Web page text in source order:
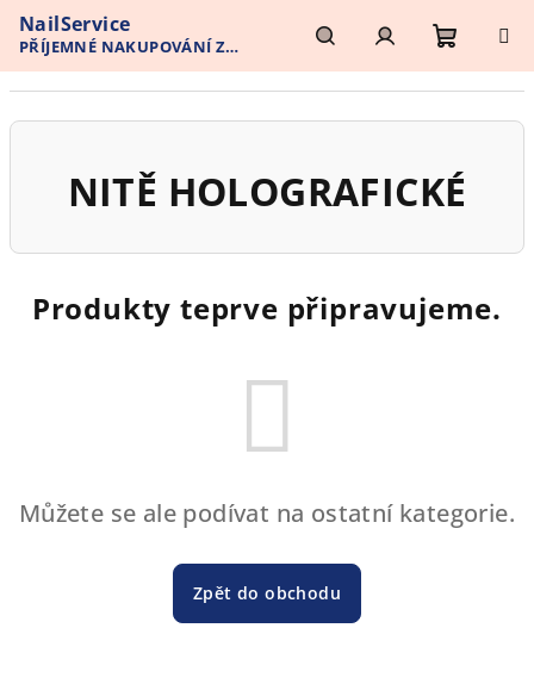
obsah
NailService
PŘÍJEMNÉ NAKUPOVÁNÍ Z
POHODLÍ VAŠEHO DOMOVA
HledatPřihlášení
NITĚ HOLOGRAFICKÉ
Produkty teprve připravujeme.
Můžete se ale podívat na ostatní kategorie.
Zpět do obchodu